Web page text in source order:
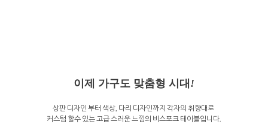
이제 가구도 맞춤형 시대 !
상판 디자인 부터 색상, 다리 디자인까지 각자의 취향대로
커스텀 할수 있는 고급 스러운 느낌의 비스포크 테이블입니다.